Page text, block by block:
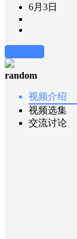
6月3日
random
视频介绍
视频选集
交流讨论